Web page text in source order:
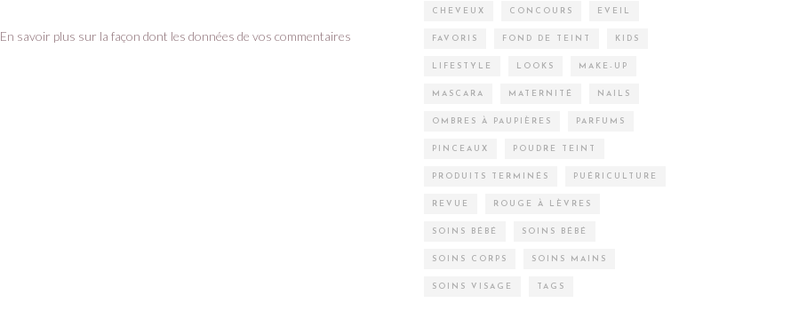
En savoir plus sur la façon dont les données de vos commentaires
CHEVEUX CONCOURS EVEIL
FAVORIS FOND DE TEINT KIDS
LIFESTYLE LOOKS MAKE-UP
MASCARA MATERNITÉ NAILS
OMBRES À PAUPIÈRES PARFUMS
PINCEAUX POUDRE TEINT
PRODUITS TERMINÉS PUÉRICULTURE
REVUE ROUGE À LÈVRES
SOINS BÉBÉ SOINS BÉBÉ
SOINS CORPS SOINS MAINS
SOINS VISAGE TAGS